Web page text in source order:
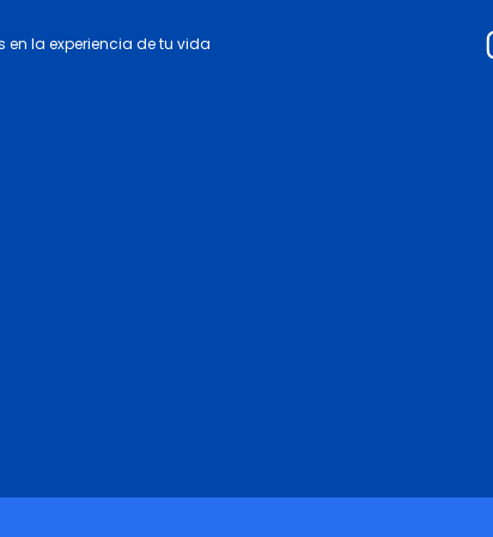
en la experiencia de tu vida